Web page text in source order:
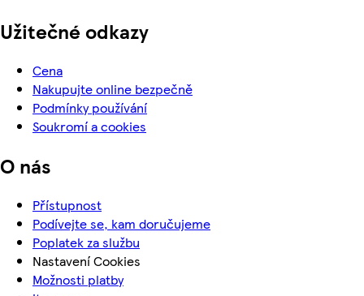
Užitečné odkazy
Cena
Nakupujte online bezpečně
Podmínky používání
Soukromí a cookies
O nás
Přístupnost
Podívejte se, kam doručujeme
Poplatek za službu
Nastavení Cookies
Možnosti platby